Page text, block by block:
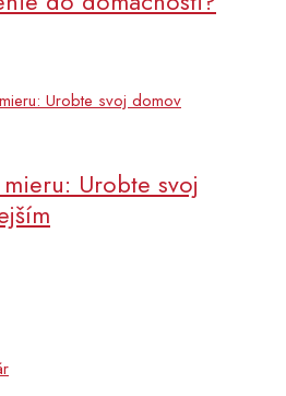
Urobte svoj